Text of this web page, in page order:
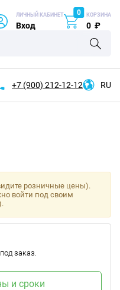
ЛИЧНЫЙ КАБИНЕТ
Вход
0 КОРЗИНА
0 ₽
+7 (900) 212-12-12 RU
розничные цены).
войти под своим
заказ.
и сроки